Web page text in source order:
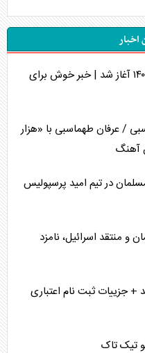
آمریکایی
جهانی
ملی است؟
اخبار
واریز مابه‌التفاوت حقوق فروردین ۱۴۰۵ آغاز شد | خبر خوش برای
/ عرفان طهماسبی با «هزار
آهنگ
در تیم امید پرسپولیس
منتقد اسرائیل، نامزد
جزییات ثبت نام اعتباری
تیک تاک